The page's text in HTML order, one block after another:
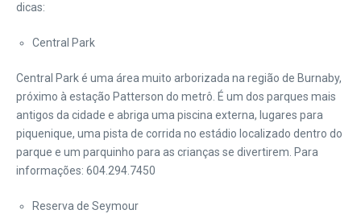
dicas:
Central Park
Central Park é uma área muito arborizada na região de Burnaby,
próximo à estação Patterson do metrô. É um dos parques mais
antigos da cidade e abriga uma piscina externa, lugares para
piquenique, uma pista de corrida no estádio localizado dentro do
parque e um parquinho para as crianças se divertirem. Para
informações: 604.294.7450
Reserva de Seymour